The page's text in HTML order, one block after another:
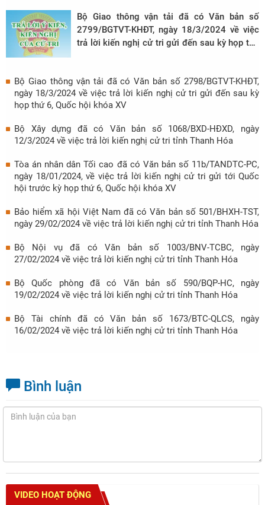
Bộ Giao thông vận tải đã có Văn bản số
2799/BGTVT-KHĐT, ngày 18/3/2024 về việc
trả lời kiến nghị cử tri gửi đến sau kỳ họp thứ
Bộ Giao thông vận tải đã có Văn bản số 2798/BGTVT-KHĐT,
ngày 18/3/2024 về việc trả lời kiến nghị cử tri gửi đến sau kỳ
họp thứ 6, Quốc hội khóa XV
Bộ Xây dựng đã có Văn bản số 1068/BXD-HĐXD, ngày
12/3/2024 về việc trả lời kiến nghị cử tri tỉnh Thanh Hóa
Tòa án nhân dân Tối cao đã có Văn bản số 11b/TANDTC-PC,
ngày 18/01/2024, về việc trả lời kiến nghị cử tri gửi tới Quốc
hội trước kỳ họp thứ 6, Quốc hội khóa XV
Bảo hiểm xã hội Việt Nam đã có Văn bản số 501/BHXH-TST,
ngày 29/02/2024 về việc trả lời kiến nghị cử tri tỉnh Thanh Hóa
Bộ Nội vụ đã có Văn bản số 1003/BNV-TCBC, ngày
27/02/2024 về việc trả lời kiến nghị cử tri tỉnh Thanh Hóa
Bộ Quốc phòng đã có Văn bản số 590/BQP-HC, ngày
19/02/2024 về việc trả lời kiến nghị cử tri tỉnh Thanh Hóa
Bộ Tài chính đã có Văn bản số 1673/BTC-QLCS, ngày
16/02/2024 về việc trả lời kiến nghị cử tri tỉnh Thanh Hóa
Bình luận
VIDEO HOẠT ĐỘNG